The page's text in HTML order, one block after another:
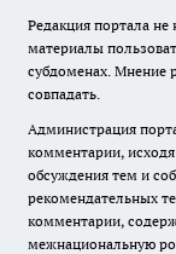
Редакция портала не
материалы
субдоменах. Мнение
совпадать.
Администрация
комментарии,
обсуждения тем и
рекомендательных
комментарии,
межнациональную